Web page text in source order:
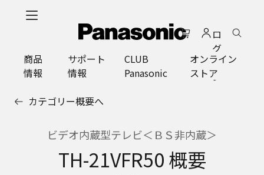
ロ
グ
イ
ン
商品
情報
サポート
情報
CLUB
Panasonic
オンライン
ストア
カテゴリー概要へ
ビデオ内蔵型テレビ＜ＢＳ非内蔵＞
TH-21VFR50 概要